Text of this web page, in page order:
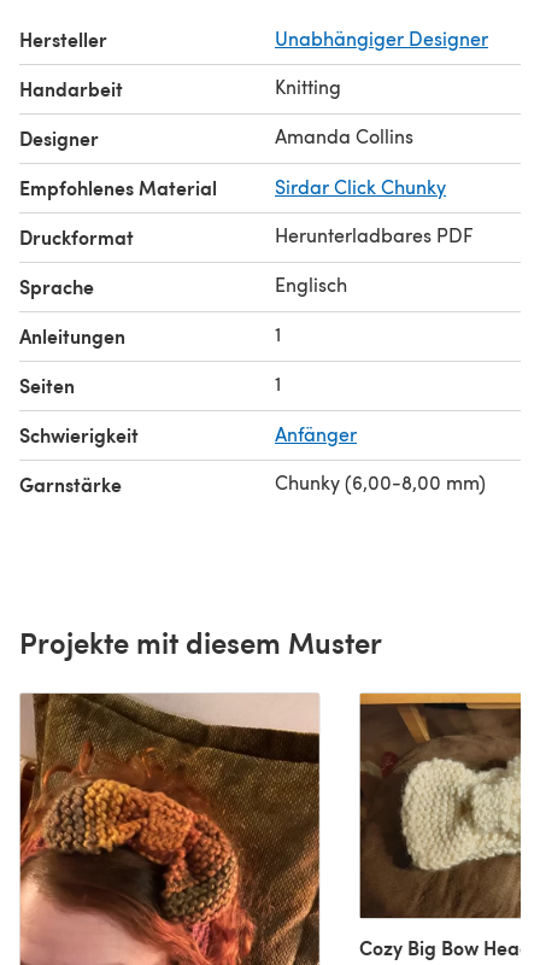
Hersteller Unabhängiger Designer
Handarbeit Knitting
Designer Amanda Collins
Empfohlenes Material Sirdar Click Chunky
Druckformat Herunterladbares PDF
Sprache Englisch
Anleitungen 1
Seiten 1
Schwierigkeit Anfänger
Garnstärke Chunky (6,00-8,00 mm)
Projekte mit diesem Muster
Cozy Big Bow